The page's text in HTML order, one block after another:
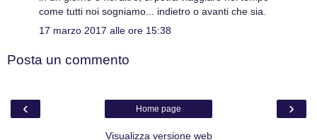
come tutti noi sogniamo... indietro o avanti che sia.
17 marzo 2017 alle ore 15:38
Posta un commento
‹ ›
Home page
Visualizza versione web